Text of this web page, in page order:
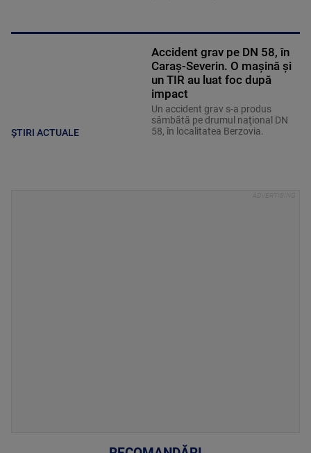
ȘTIRI ACTUALE
Accident grav pe DN 58, în
Caraș-Severin. O mașină și
un TIR au luat foc după
impact
Un accident grav s-a produs
sâmbătă pe drumul naţional DN
58, în localitatea Berzovia.